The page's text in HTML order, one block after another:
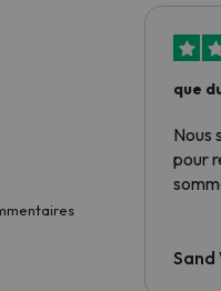
que
Nous
pour
Sand